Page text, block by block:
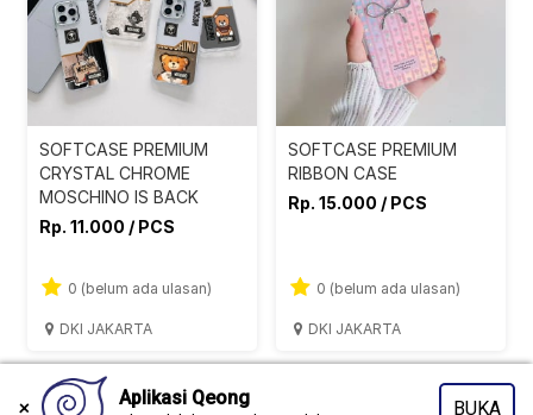
SOFTCASE PREMIUM
CRYSTAL CHROME
MOSCHINO IS BACK
Rp. 11.000 / PCS
0 (belum ada ulasan)
DKI JAKARTA
SOFTCASE PREMIUM
RIBBON CASE
Rp. 15.000 / PCS
0 (belum ada ulasan)
DKI JAKARTA